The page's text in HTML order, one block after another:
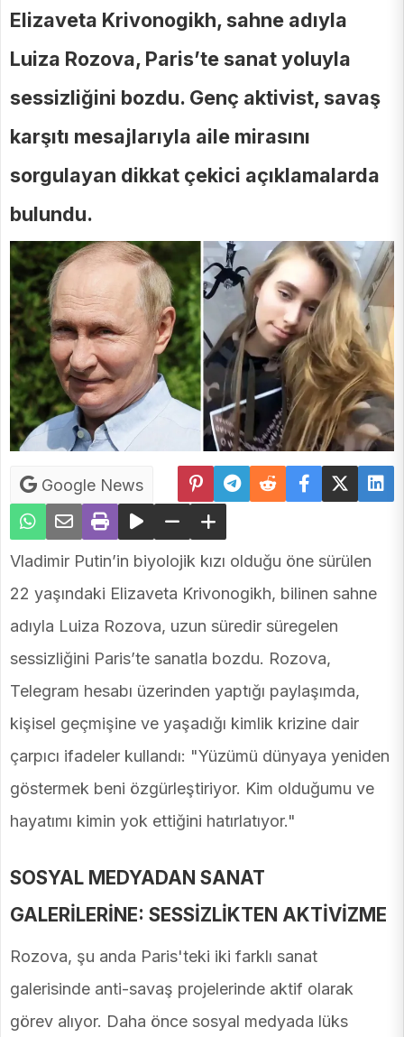
Elizaveta Krivonogikh, sahne adıyla
Luiza Rozova, Paris’te sanat yoluyla
sessizliğini bozdu. Genç aktivist, savaş
karşıtı mesajlarıyla aile mirasını
sorgulayan dikkat çekici açıklamalarda
bulundu.
Google News
Vladimir Putin’in biyolojik kızı olduğu öne sürülen
22 yaşındaki Elizaveta Krivonogikh, bilinen sahne
adıyla Luiza Rozova, uzun süredir süregelen
sessizliğini Paris’te sanatla bozdu. Rozova,
Telegram hesabı üzerinden yaptığı paylaşımda,
kişisel geçmişine ve yaşadığı kimlik krizine dair
çarpıcı ifadeler kullandı: "Yüzümü dünyaya yeniden
göstermek beni özgürleştiriyor. Kim olduğumu ve
hayatımı kimin yok ettiğini hatırlatıyor."
SOSYAL MEDYADAN SANAT
GALERİLERİNE: SESSİZLİKTEN AKTİVİZME
Rozova, şu anda Paris'teki iki farklı sanat
galerisinde anti-savaş projelerinde aktif olarak
görev alıyor. Daha önce sosyal medyada lüks